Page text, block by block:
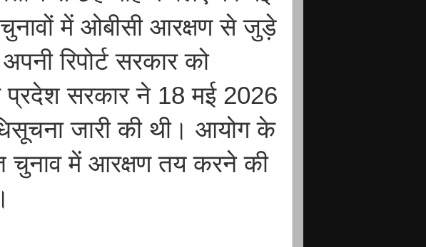
में ओबीसी आरक्षण से जुड़े
रिपोर्ट सरकार को
प्रदेश सरकार ने 18 मई 2026
जारी की थी। आयोग के
चुनाव में आरक्षण तय करने की